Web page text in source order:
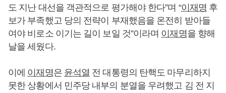
도 지난 대선을 객관적으로 평가해야 한다”며 “이재명 후
보가 부족했고 당의 전략이 부재했음을 온전히 받아들
여야 비로소 이기는 길이 보일 것”이라며 이재명을 향해
날을 세웠다.
이에 이재명은 윤석열 전 대통령의 탄핵도 마무리하지
못한 상황에서 민주당 내부의 분열을 우려했고 김 전 지